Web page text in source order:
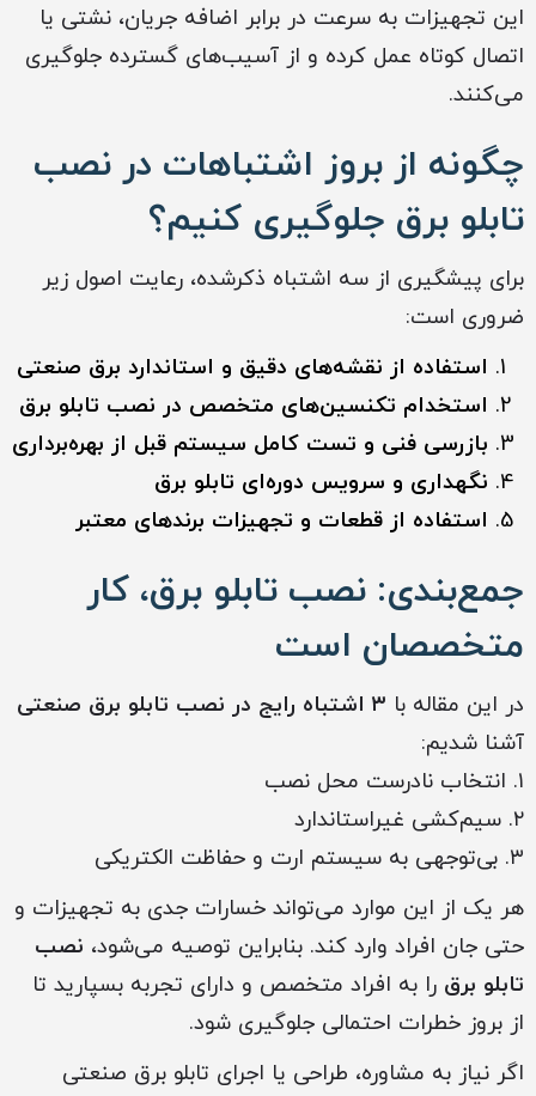
این تجهیزات به سرعت در برابر اضافه جریان، نشتی یا
اتصال کوتاه عمل کرده و از آسیب‌های گسترده جلوگیری
می‌کنند.
چگونه از بروز اشتباهات در نصب
تابلو برق جلوگیری کنیم؟
برای پیشگیری از سه اشتباه ذکرشده، رعایت اصول زیر
ضروری است:
استفاده از نقشه‌های دقیق و استاندارد برق صنعتی
استخدام تکنسین‌های متخصص در نصب تابلو برق
بازرسی فنی و تست کامل سیستم قبل از بهره‌برداری
نگهداری و سرویس دوره‌ای تابلو برق
استفاده از قطعات و تجهیزات برندهای معتبر
جمع‌بندی: نصب تابلو برق، کار
متخصصان است
در این مقاله با ۳ اشتباه رایج در نصب تابلو برق صنعتی
آشنا شدیم:
۱. انتخاب نادرست محل نصب
۲. سیم‌کشی غیراستاندارد
۳. بی‌توجهی به سیستم ارت و حفاظت الکتریکی
هر یک از این موارد می‌تواند خسارات جدی به تجهیزات و
حتی جان افراد وارد کند. بنابراین توصیه می‌شود، نصب
تابلو برق را به افراد متخصص و دارای تجربه بسپارید تا
از بروز خطرات احتمالی جلوگیری شود.
اگر نیاز به مشاوره، طراحی یا اجرای تابلو برق صنعتی